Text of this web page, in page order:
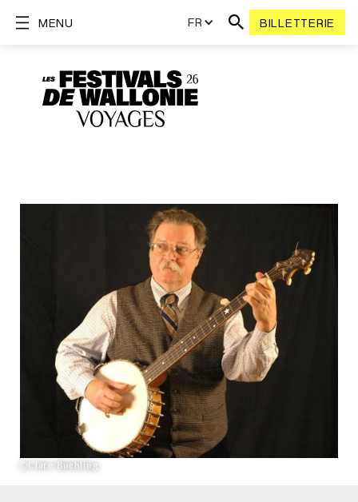
FR BILLETTERIE
MENU
©Clare Buehling